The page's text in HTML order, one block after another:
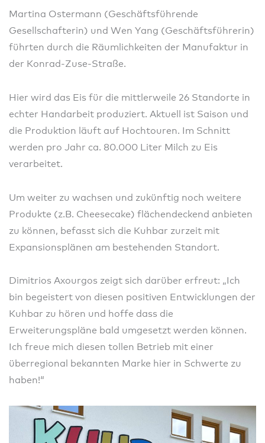
Martina Ostermann (Geschäftsführende
Gesellschafterin) und Wen Yang (Geschäftsführerin)
führten durch die Räumlichkeiten der Manufaktur in
der Konrad-Zuse-Straße.
Hier wird das Eis für die mittlerweile 26 Standorte in
echter Handarbeit produziert. Aktuell ist Saison und
die Produktion läuft auf Hochtouren. Im Schnitt
werden pro Jahr ca. 80.000 Liter Milch zu Eis
verarbeitet.
Um weiter zu wachsen und zukünftig noch weitere
Produkte (z.B. Cheesecake) flächendeckend anbieten
zu können, befasst sich die Kuhbar zurzeit mit
Expansionsplänen am bestehenden Standort.
Dimitrios Axourgos zeigt sich darüber erfreut: „Ich
bin begeistert von diesen positiven Entwicklungen der
Kuhbar zu hören und hoffe dass die
Erweiterungspläne bald umgesetzt werden können.
Ich freue mich diesen tollen Betrieb mit einer
überregional bekannten Marke hier in Schwerte zu
haben!“